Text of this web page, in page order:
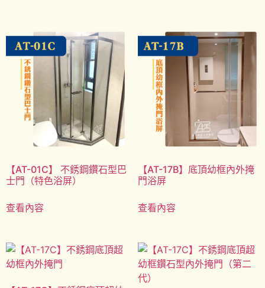
【AT-01C】 不銹鋼鑽石型巴
士門（特色浴屏）
查看內容
【AT-17B】底頂幼框內外掩
門浴屏
查看內容